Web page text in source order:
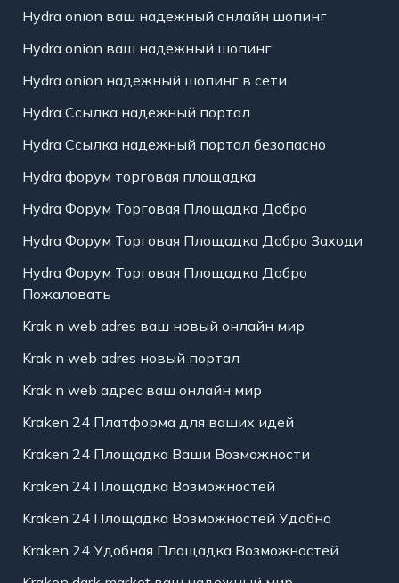
Hydra onion ваш надежный онлайн шопинг
Hydra onion ваш надежный шопинг
Hydra onion надежный шопинг в сети
Hydra Ссылка надежный портал
Hydra Ссылка надежный портал безопасно
Hydra форум торговая площадка
Hydra Форум Торговая Площадка Добро
Hydra Форум Торговая Площадка Добро Заходи
Hydra Форум Торговая Площадка Добро
Пожаловать
Krak n web adres ваш новый онлайн мир
Krak n web adres новый портал
Krak n web адрес ваш онлайн мир
Kraken 24 Платформа для ваших идей
Kraken 24 Площадка Ваши Возможности
Kraken 24 Площадка Возможностей
Kraken 24 Площадка Возможностей Удобно
Kraken 24 Удобная Площадка Возможностей